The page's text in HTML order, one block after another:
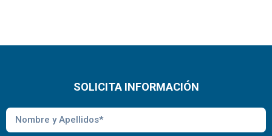
SOLICITA INFORMACIÓN